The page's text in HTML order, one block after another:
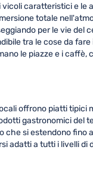
caratteristici e le
totale
per le vie del
tra le cose da
le piazze e i caffè,
offrono piatti tipici
gastronomici del
che si estendono fino
adatti a tutti i livelli di